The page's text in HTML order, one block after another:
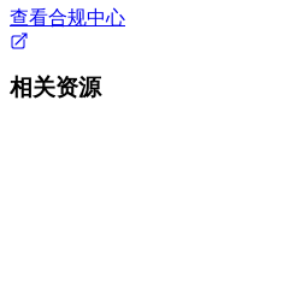
查看合规中心
相关资源